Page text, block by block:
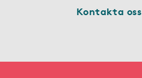
Kontakta oss